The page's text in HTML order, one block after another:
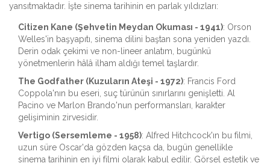
yansıtmaktadır. İşte sinema tarihinin en parlak yıldızları:
Citizen Kane (Şehvetin Meydan Okuması - 1941): Orson
Welles'in başyapıtı, sinema dilini baştan sona yeniden yazdı.
Derin odak çekimi ve non-lineer anlatım, bugünkü
yönetmenlerin hâlâ ilham aldığı temel taşlardır.
The Godfather (Kuzuların Ateşi - 1972): Francis Ford
Coppola'nın bu eseri, suç türünün sınırlarını genişletti. Al
Pacino ve Marlon Brando'nun performansları, karakter
gelişiminin zirvesidir.
Vertigo (Sersemleme - 1958): Alfred Hitchcock'ın bu filmi,
uzun süre Oscar'da gözden kaçsa da, bugün genellikle
sinema tarihinin en iyi filmi olarak kabul edilir. Görsel estetik ve